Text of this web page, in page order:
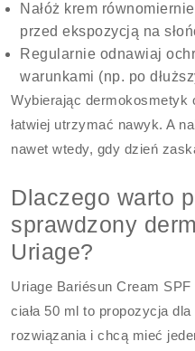
Nałóż krem
przed ekspozycją na
Regularnie odnawiaj
warunkami (np. po
Wybierając dermokosmetyk
łatwiej utrzymać nawyk. A
nawet wtedy, gdy dzień
Dlaczego warto
sprawdzony
Uriage?
Uriage Bariésun Cream
ciała 50 ml to propozycja
rozwiązania i chcą mieć